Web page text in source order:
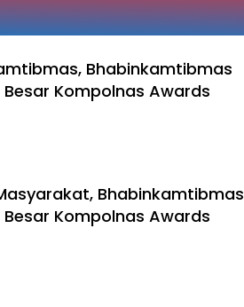
Bhabinkamtibmas
Kompolnas Awards
Bhabinkamtibmas
Kompolnas Awards